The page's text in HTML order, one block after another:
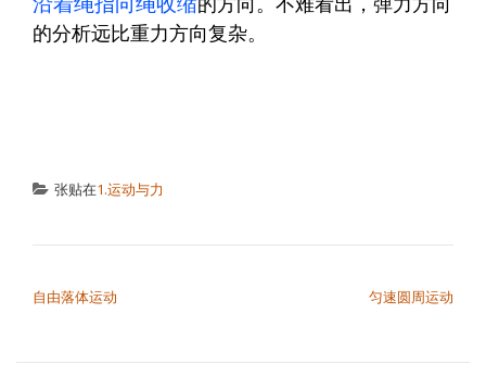
的分析远比重力方向复杂。
张贴在1.运动与力
自由落体运动 匀速圆周运动